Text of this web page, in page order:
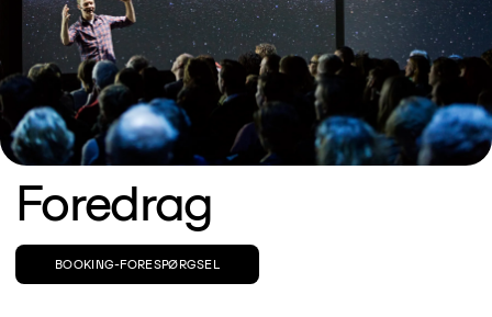
Foredrag
BOOKING-FORESPØRGSEL